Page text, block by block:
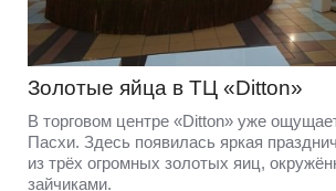
Золотые яйца в ТЦ «Ditton»
В торговом центре «Ditton» уже
Пасхи. Здесь появилась яркая
из трёх огромных золотых яиц,
зайчиками.